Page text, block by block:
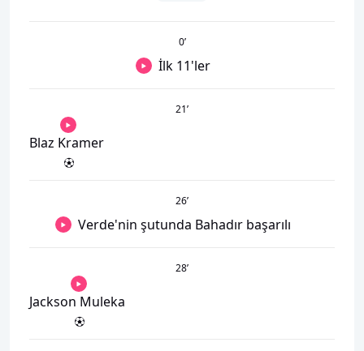
0’
İlk 11'ler
21’
Blaz Kramer
26’
Verde'nin şutunda Bahadır başarılı
28’
Jackson Muleka